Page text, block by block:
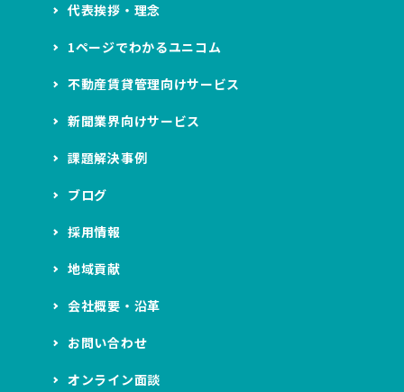
代表挨拶・理念
1ページでわかるユニコム
不動産賃貸管理向けサービス
新聞業界向けサービス
課題解決事例
ブログ
採用情報
地域貢献
会社概要・沿革
お問い合わせ
オンライン面談